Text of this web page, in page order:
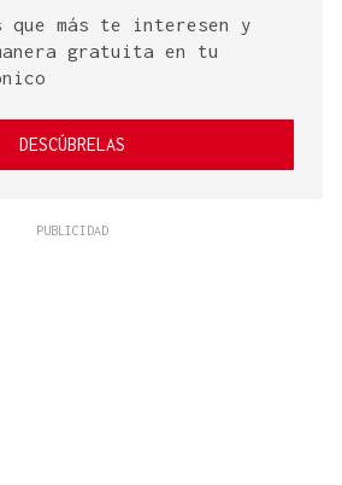
que más te interesen y
gratuita en tu
DESCÚBRELAS